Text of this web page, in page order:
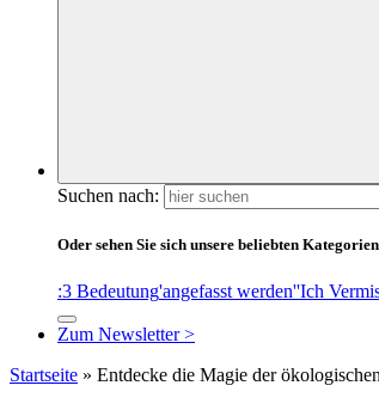
Suchen nach:
Oder sehen Sie sich unsere beliebten
:3 Bedeutung'angefasst werden''Ich
Zum Newsletter >
Startseite » Entdecke die Magie der